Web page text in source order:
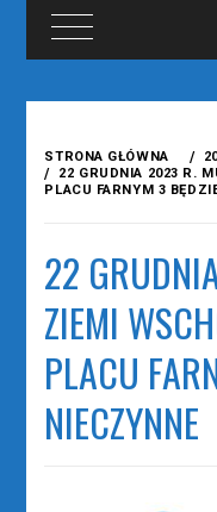
treści
STRONA GŁÓWNA
22 GRUDNIA 2023 R.
PLACU FARNYM 3
22
ZIEMI
PLACU
NIECZYNNE